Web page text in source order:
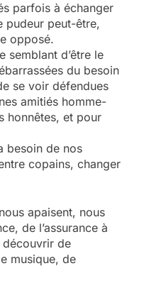
parfois à échanger
pudeur peut-être,
opposé.
semblant d’être le
du besoin
se voir défendues
amitiés homme-
honnêtes, et pour
besoin de nos
copains, changer
apaisent, nous
de l’assurance à
découvrir de
musique, de